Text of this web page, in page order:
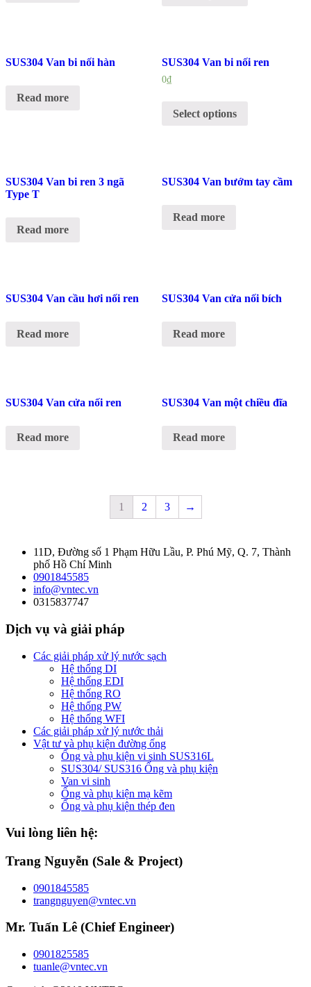
SUS304 Van bi nối hàn
Read more
SUS304 Van bi nối ren
0₫
Select options
SUS304 Van bi ren 3 ngã
Type T
Read more
SUS304 Van bướm tay cầm
Read more
SUS304 Van cầu hơi nối ren
Read more
SUS304 Van cửa nối bích
Read more
SUS304 Van cửa nối ren
Read more
SUS304 Van một chiều đĩa
Read more
1 2 3 →
11D, Đường số 1 Phạm Hữu Lầu, P. Phú Mỹ, Q. 7, Thành
phố Hồ Chí Minh
0901845585
info@vntec.vn
0315837747
Dịch vụ và giải pháp
Các giải pháp xử lý nước sạch
Hệ thống DI
Hệ thống EDI
Hệ thống RO
Hệ thống PW
Hệ thống WFI
Các giải pháp xử lý nước thải
Vật tư và phụ kiện đường ống
Ống và phụ kiện vi sinh SUS316L
SUS304/ SUS316 Ống và phụ kiện
Van vi sinh
Ống và phụ kiện mạ kẽm
Ống và phụ kiện thép đen
Vui lòng liên hệ:
Trang Nguyễn (Sale & Project)
0901845585
trangnguyen@vntec.vn
Mr. Tuấn Lê (Chief Engineer)
0901825585
tuanle@vntec.vn